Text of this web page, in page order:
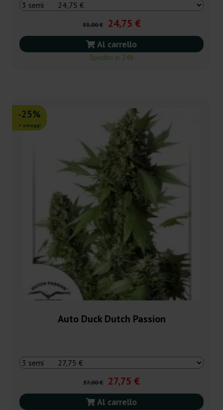
33,00 € 24,75 €
Al carrello
Spedito in 24h
-25%
+ omaggi
Auto Duck Dutch Passion
37,00 € 27,75 €
Al carrello